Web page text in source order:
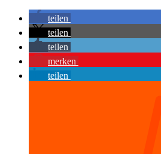
teilen
teilen
teilen
merken
teilen